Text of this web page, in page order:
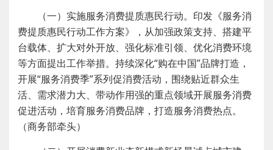
（一）实施服务消费提质惠民行动。印发《服务消
费提质惠民行动工作方案》，从加强政策支持、搭建平
台载体、扩大对外开放、强化标准引领、优化消费环境
等方面提出工作举措。持续深化“购在中国”品牌打造，
开展“服务消费季”系列促消费活动，围绕贴近群众生
活、需求潜力大、带动作用强的重点领域开展服务消费
促进活动，培育服务消费品牌，打造服务消费热点。
（商务部牵头）